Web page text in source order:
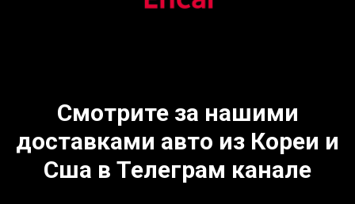
Смотрите за нашими
доставками авто из Кореи и
Сша в Телеграм канале